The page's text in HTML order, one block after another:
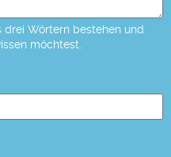
drei Wörtern bestehen und
möchtest.